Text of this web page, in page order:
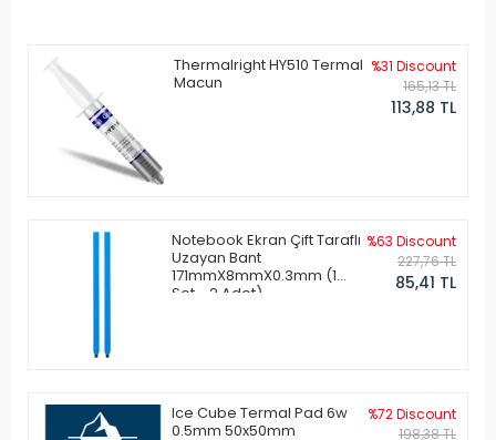
Thermalright HY510 Termal
Macun
%31 Discount
165,13 TL
113,88 TL
Notebook Ekran Çift Taraflı
Uzayan Bant
171mmX8mmX0.3mm (1
Set - 2 Adet)
%63 Discount
227,76 TL
85,41 TL
Ice Cube Termal Pad 6w
0.5mm 50x50mm
%72 Discount
198,38 TL